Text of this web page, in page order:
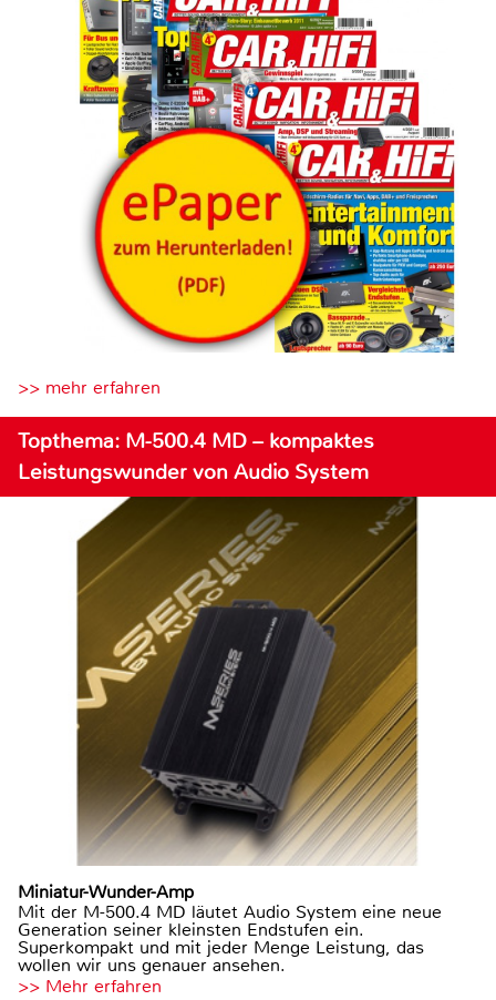
>> mehr erfahren
Topthema: M-500.4 MD – kompaktes
Leistungswunder von Audio System
Miniatur-Wunder-Amp
Mit der M-500.4 MD läutet Audio System eine neue
Generation seiner kleinsten Endstufen ein.
Superkompakt und mit jeder Menge Leistung, das
wollen wir uns genauer ansehen.
>> Mehr erfahren